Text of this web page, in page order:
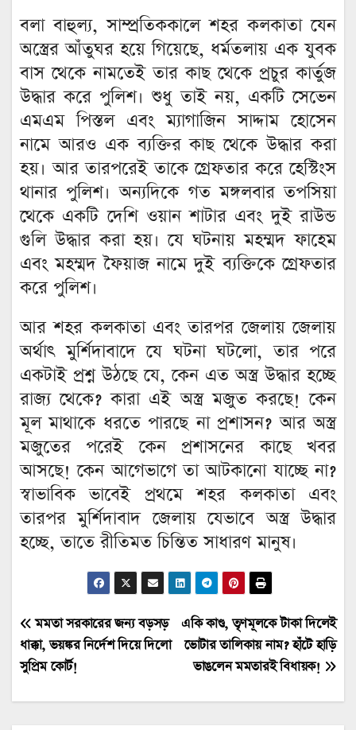
বলা বাহুল্য, সাম্প্রতিককালে শহর কলকাতা যেন
অস্ত্রের আঁতুঘর হয়ে গিয়েছে, ধর্মতলায় এক যুবক
বাস থেকে নামতেই তার কাছ থেকে প্রচুর কার্তুজ
উদ্ধার করে পুলিশ। শুধু তাই নয়, একটি সেভেন
এমএম পিস্তল এবং ম্যাগাজিন সাদ্দাম হোসেন
নামে আরও এক ব্যক্তির কাছ থেকে উদ্ধার করা
হয়। আর তারপরেই তাকে গ্রেফতার করে হেস্টিংস
থানার পুলিশ। অন্যদিকে গত মঙ্গলবার তপসিয়া
থেকে একটি দেশি ওয়ান শাটার এবং দুই রাউন্ড
গুলি উদ্ধার করা হয়। যে ঘটনায় মহম্মদ ফাহেম
এবং মহম্মদ ফৈয়াজ নামে দুই ব্যক্তিকে গ্রেফতার
করে পুলিশ।
আর শহর কলকাতা এবং তারপর জেলায় জেলায়
অর্থাৎ মুর্শিদাবাদে যে ঘটনা ঘটলো, তার পরে
একটাই প্রশ্ন উঠছে যে, কেন এত অস্ত্র উদ্ধার হচ্ছে
রাজ্য থেকে? কারা এই অস্ত্র মজুত করছে! কেন
মূল মাথাকে ধরতে পারছে না প্রশাসন? আর অস্ত্র
মজুতের পরেই কেন প্রশাসনের কাছে খবর
আসছে! কেন আগেভাগে তা আটকানো যাচ্ছে না?
স্বাভাবিক ভাবেই প্রথমে শহর কলকাতা এবং
তারপর মুর্শিদাবাদ জেলায় যেভাবে অস্ত্র উদ্ধার
হচ্ছে, তাতে রীতিমত চিন্তিত সাধারণ মানুষ।
Post
navigation
একি কাণ্ড, তৃণমূলকে টাকা দিলেই
ভোটার তালিকায় নাম? হাঁটে হাড়ি
ভাঙলেন মমতারই বিধায়ক!
মমতা সরকারের জন্য বড়সড়
ধাক্কা, ভয়ঙ্কর নির্দেশ দিয়ে দিলো
সুপ্রিম কোর্ট!